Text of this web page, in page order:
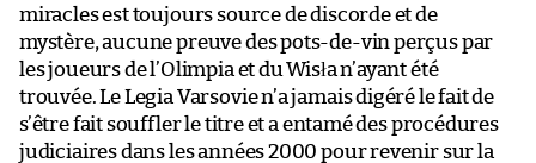
miracles est toujours source de discorde et de
mystère, aucune preuve des pots-de-vin perçus par
les joueurs de l’Olimpia et du Wisła n’ayant été
trouvée. Le Legia Varsovie n’a jamais digéré le fait de
s’être fait souffler le titre et a entamé des procédures
judiciaires dans les années 2000 pour revenir sur la